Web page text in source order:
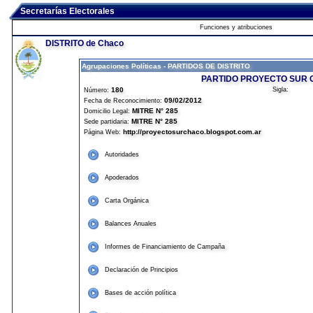
Secretarías Electorales
Funciones y atribuciones
DISTRITO de Chaco
Agrupaciones Políticas - PARTIDOS DE DISTRITO
PARTIDO PROYECTO SUR
Número: 180
Sigla:
Fecha de Reconocimiento: 09/02/2012
Domicilio Legal: MITRE N° 285
Sede partidaria: MITRE N° 285
Página Web: http://proyectosurchaco.blogspot.com.ar
Autoridades
Apoderados
Carta Orgánica
Balances Anuales
Informes de Financiamiento de Campaña
Declaración de Principios
Bases de acción política